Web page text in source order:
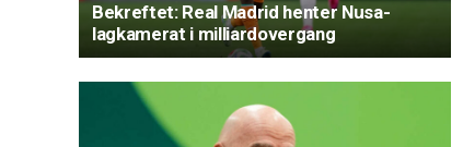
Bekreftet: Real Madrid henter Nusa-
lagkamerat i milliardovergang